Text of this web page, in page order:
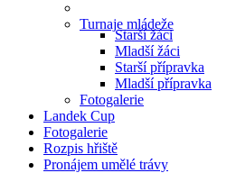
Turnaje mládeže
Starší žáci
Mladší žáci
Starší přípravka
Mladší přípravka
Fotogalerie
Landek Cup
Fotogalerie
Rozpis hřiště
Pronájem umělé trávy